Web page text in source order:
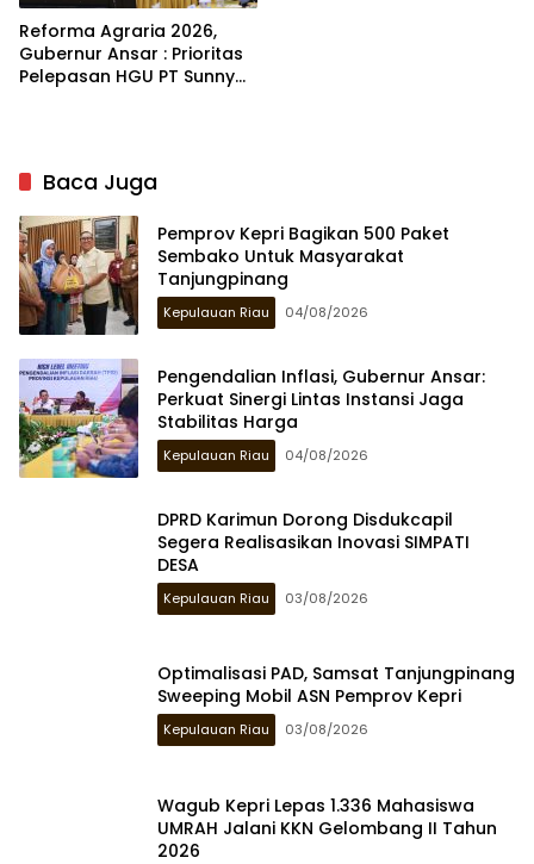
Reforma Agraria 2026,
Gubernur Ansar : Prioritas
Pelepasan HGU PT Sunny
Baca Juga
Pemprov Kepri Bagikan 500 Paket
Sembako Untuk Masyarakat
Tanjungpinang
Kepulauan Riau 04/08/2026
Pengendalian Inflasi, Gubernur Ansar:
Perkuat Sinergi Lintas Instansi Jaga
Stabilitas Harga
Kepulauan Riau 04/08/2026
DPRD Karimun Dorong Disdukcapil
Segera Realisasikan Inovasi SIMPATI
DESA
Kepulauan Riau 03/08/2026
Optimalisasi PAD, Samsat Tanjungpinang
Sweeping Mobil ASN Pemprov Kepri
Kepulauan Riau 03/08/2026
Wagub Kepri Lepas 1.336 Mahasiswa
UMRAH Jalani KKN Gelombang II Tahun
2026